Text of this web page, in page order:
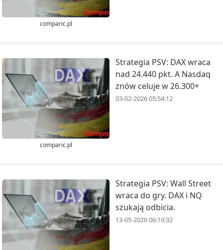
comparic.pl
comparic.pl
Strategia PSV: DAX wraca
nad 24.440 pkt. A Nasdaq
znów celuje w 26.300+
03-02-2026 05:54:12
Strategia PSV: Wall Street
wraca do gry. DAX i NQ
szukają odbicia.
13-05-2026 06:10:32